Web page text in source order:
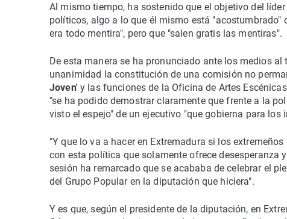
Al mismo tiempo, ha sostenido que el objetivo del líder
políticos, algo a lo que él mismo está
era todo mentira", pero que "salen gratis las mentiras".
De esta manera se ha pronunciado ante los medios
unanimidad la constitución de una comisión no
Joven'y las funciones de la Oficina de Artes
"se ha podido demostrar claramente que frente a la
visto el espejo" de un ejecutivo "que gobierna para
"Y que lo va a hacer en Extremadura si los
con esta política que solamente ofrece desesperanza
sesión ha remarcado que se acababa de celebrar el
del Grupo Popular en la diputación que hiciera".
Y es que, según el presidente de la diputación, en